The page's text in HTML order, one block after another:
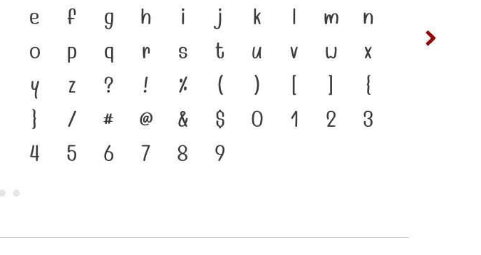
e
f g h i j k l m
n
o
p q r s t u v w
x
y
z ? ! % ( ) [ ]
{
}
/ # @ & $ 0 1 2
3
4
5 6 7 8 9
ดำรงอยู่ได้ แบบตัวพิมพ์ที่พัฒนาทันกระแสการ
เปลี่ยนแปลง คือ โครงสร้างแกร่งของสะพานที่เชื่อม
ตัวตนของชาติ จากปัจจุบันสู่อนาคต
ห